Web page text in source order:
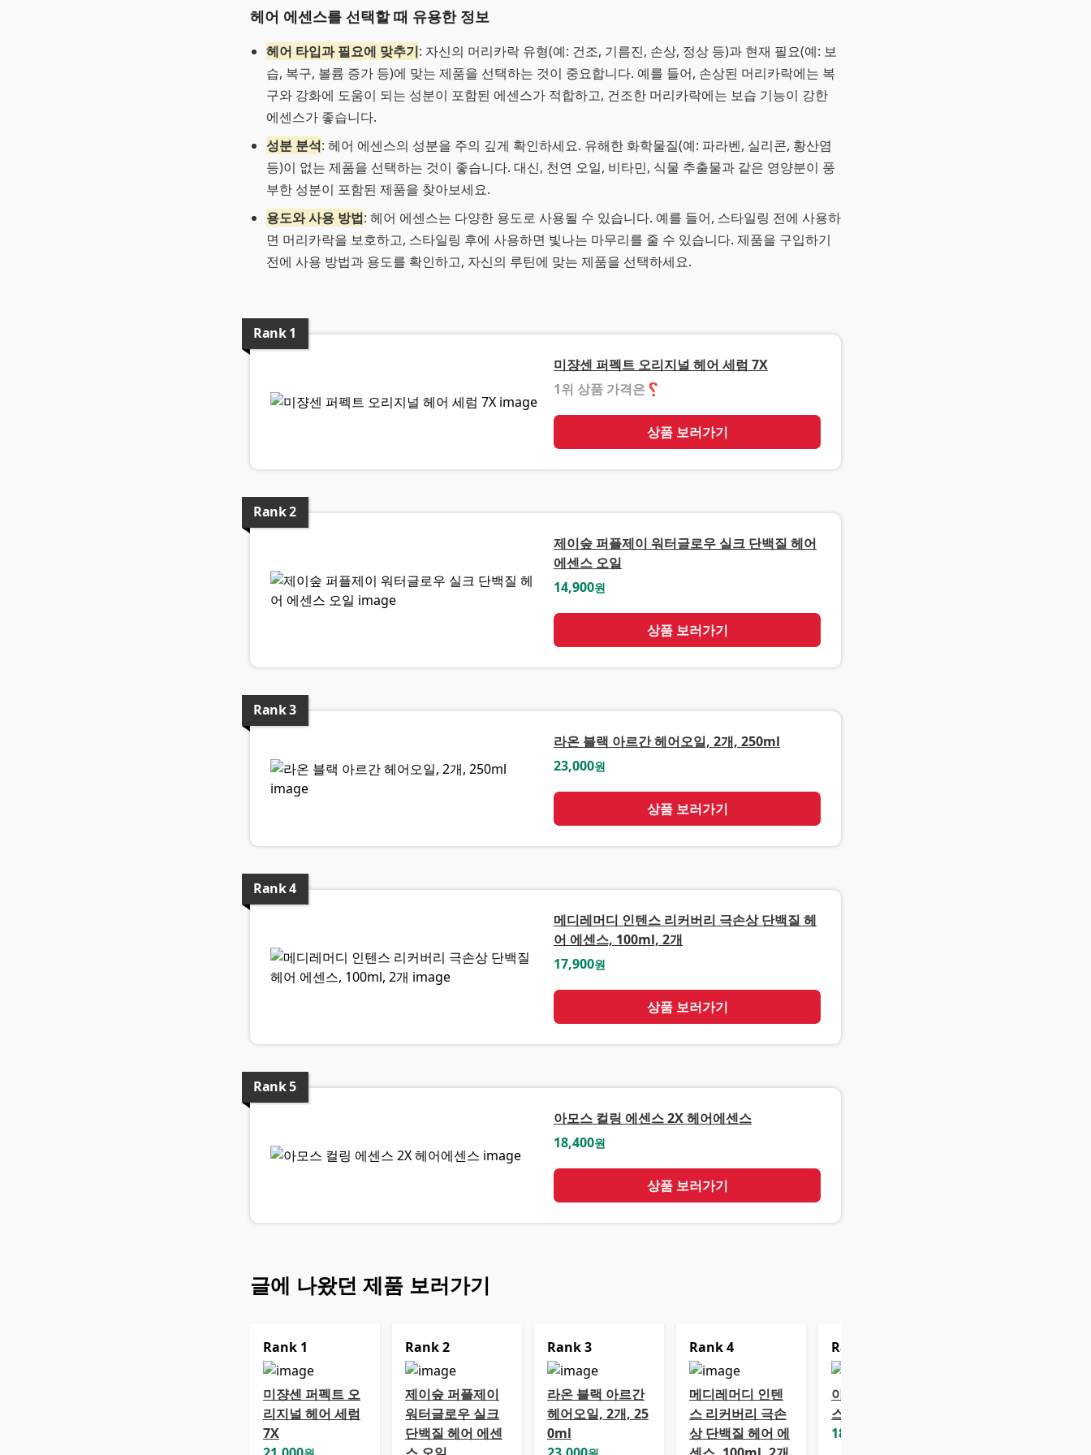
헤어 에센스를 선택할 때 유용한 정보
헤어 타입과 필요에 맞추기: 자신의 머리카락 유형(예: 건조, 기름진, 손상, 정상 등)과 현재 필요(예: 보
습, 복구, 볼륨 증가 등)에 맞는 제품을 선택하는 것이 중요합니다. 예를 들어, 손상된 머리카락에는 복
구와 강화에 도움이 되는 성분이 포함된 에센스가 적합하고, 건조한 머리카락에는 보습 기능이 강한
에센스가 좋습니다.
성분 분석: 헤어 에센스의 성분을 주의 깊게 확인하세요. 유해한 화학물질(예: 파라벤, 실리콘, 황산염
등)이 없는 제품을 선택하는 것이 좋습니다. 대신, 천연 오일, 비타민, 식물 추출물과 같은 영양분이 풍
부한 성분이 포함된 제품을 찾아보세요.
용도와 사용 방법: 헤어 에센스는 다양한 용도로 사용될 수 있습니다. 예를 들어, 스타일링 전에 사용하
면 머리카락을 보호하고, 스타일링 후에 사용하면 빛나는 마무리를 줄 수 있습니다. 제품을 구입하기
전에 사용 방법과 용도를 확인하고, 자신의 루틴에 맞는 제품을 선택하세요.
Rank1
미쟝센 퍼펙트 오리지널 헤어 세럼 7X
1위 상품 가격은 ❓
상품 보러가기
Rank2
제이숲 퍼플제이 워터글로우 실크 단백질 헤어
에센스 오일
14,900원
상품 보러가기
Rank3
라온 블랙 아르간 헤어오일, 2개, 250ml
23,000원
상품 보러가기
Rank4
메디레머디 인텐스 리커버리 극손상 단백질 헤
어 에센스, 100ml, 2개
17,900원
상품 보러가기
Rank5
아모스 컬링 에센스 2X 헤어에센스
18,400원
상품 보러가기
글에 나왔던 제품 보러가기
Rank 1
미쟝센 퍼펙트 오
리지널 헤어 세럼
7X
Rank2
제이숲 퍼플제이
워터글로우 실크
단백질 헤어 에센
Rank3
라온 블랙 아르간
헤어오일, 2개, 25
0ml
Rank4
메디레머디 인텐
스 리커버리 극손
상 단백질 헤어 에
Rank
아모스 컬링 에센
스 2X 헤어에센스
18,400